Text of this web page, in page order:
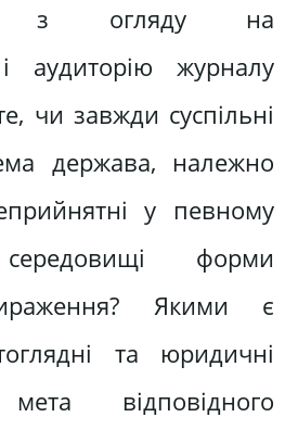
з огляду на
аудиторію журналу
чи завжди суспільні
держава, належно
у певному
форми
Якими є
та юридичні
відповідного